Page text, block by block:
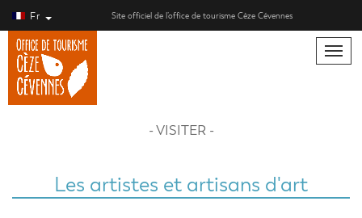
Fr Site officiel de l’office de tourisme Cèze Cévennes
Toggle
- VISITER -
Les artistes et artisans d'art